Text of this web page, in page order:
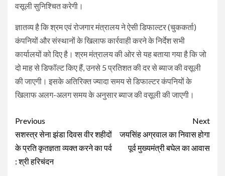
वसूली सुनिश्चित करेगी।
ज्ञातव्य है कि श्रम एवं रोजगार मंत्रालय ने ऐसी डिफाल्टर (चुककर्ता)
कंपनियों और संस्थानों के खिलाफ कार्रवाही करने के निर्देश सभी
कार्यालयों को दिए है। श्रम मंत्रालय की ओर से यह बताया गया है कि जो
दो माह से डिफॉल्ट किए हैं, उनसे 5 प्रतिशत की दर से ब्याज की वसूली
की जाएगी। इसके अतिरिक्त ज्यादा समय से डिफाल्टर कंपनियों के
खिलाफ अलग-अलग समय के अनुसार ब्याज की वसूली की जाएगी।
Continue
Reading
Previous
सशस्त्र सेना झंडा दिवस वीर शहीदों
के प्रति कृतज्ञता व्यक्त करने का पर्व
: श्री हरिचंदन
Next
जयसिंह अग्रवाल का निवास होगा
पूर्व मुख्यमंत्री बघेल का आवास